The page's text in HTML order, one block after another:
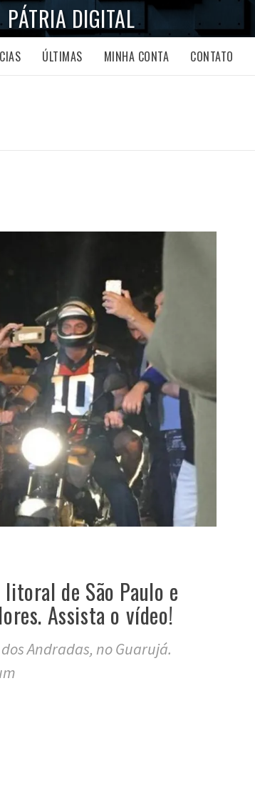
PÁTRIA DIGITAL
ÚLTIMAS MINHA CONTA CONTATO
de São Paulo e
Assista o vídeo!
Andradas, no Guarujá.